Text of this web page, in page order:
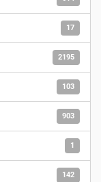
17
2195
103
903
1
142